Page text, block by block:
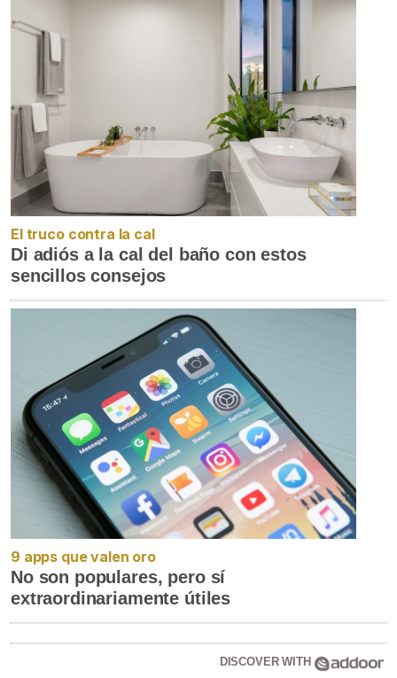
El truco contra la cal
Di adiós a la cal del baño con estos
sencillos consejos
9 apps que valen oro
No son populares, pero sí
extraordinariamente útiles
DISCOVER WITH